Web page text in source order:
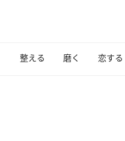
整える 磨く 恋する